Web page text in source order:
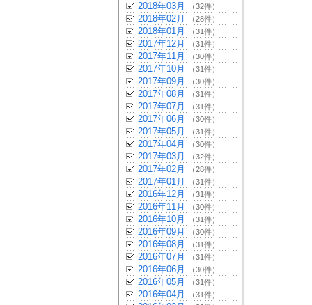
2018年03月 （32件）
2018年02月 （28件）
2018年01月 （31件）
2017年12月 （31件）
2017年11月 （30件）
2017年10月 （31件）
2017年09月 （30件）
2017年08月 （31件）
2017年07月 （31件）
2017年06月 （30件）
2017年05月 （31件）
2017年04月 （30件）
2017年03月 （32件）
2017年02月 （28件）
2017年01月 （31件）
2016年12月 （31件）
2016年11月 （30件）
2016年10月 （31件）
2016年09月 （30件）
2016年08月 （31件）
2016年07月 （31件）
2016年06月 （30件）
2016年05月 （31件）
2016年04月 （31件）